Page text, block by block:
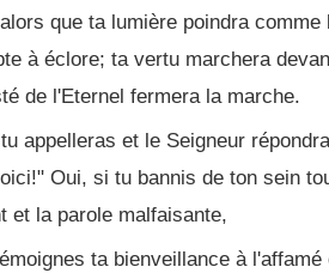
que ta lumière poindra
à éclore; ta vertu marchera
de l'Eternel fermera la marche.
appelleras et le Seigneur
Oui, si tu bannis de ton sein
et la parole malfaisante,
ta bienveillance à